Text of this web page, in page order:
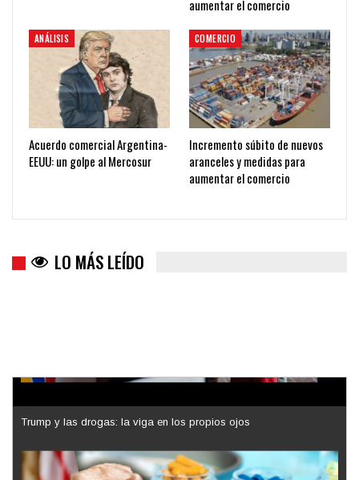
aumentar el comercio
ANÁLISIS
Acuerdo comercial Argentina-
EEUU: un golpe al Mercosur
COMERCIO
Incremento súbito de nuevos
aranceles y medidas para
aumentar el comercio
LO MÁS LEÍDO